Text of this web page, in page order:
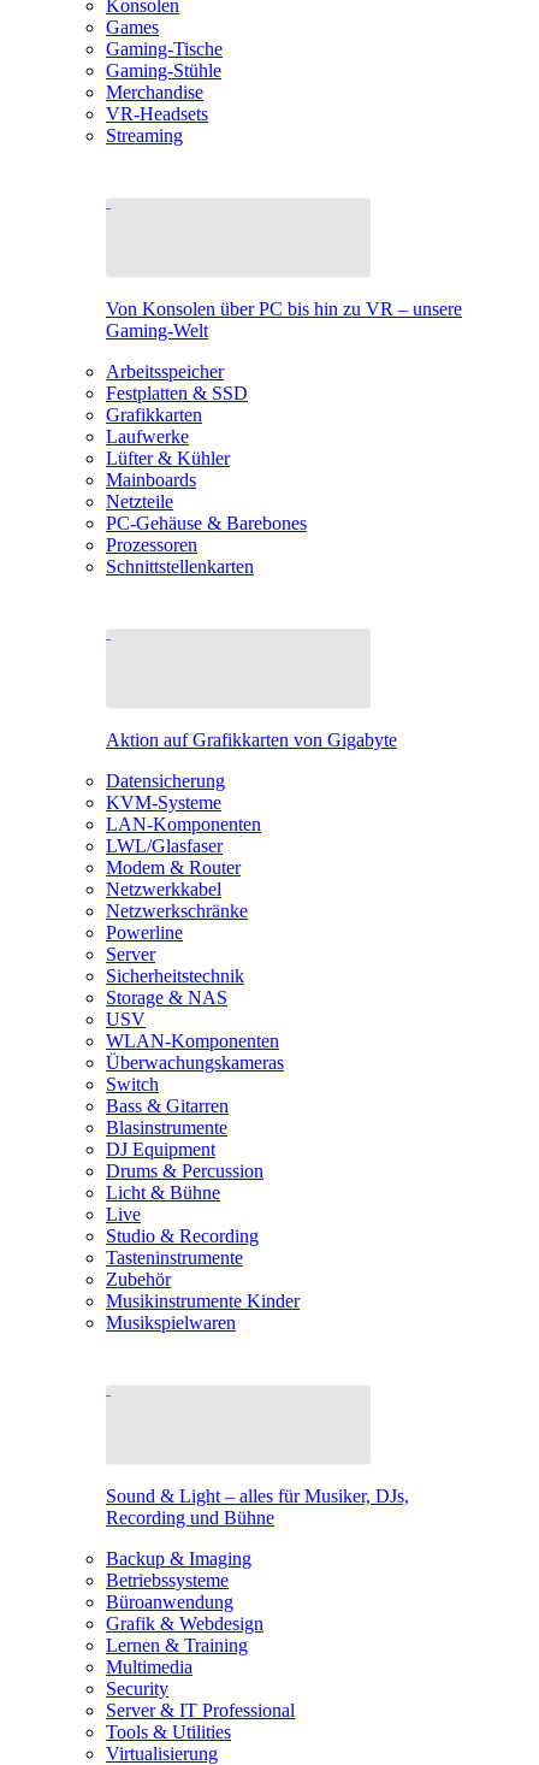
Konsolen
Games
Gaming-Tische
Gaming-Stühle
Merchandise
VR-Headsets
Streaming
Von Konsolen über PC bis hin zu VR – unsere
Gaming-Welt
Arbeitsspeicher
Festplatten & SSD
Grafikkarten
Laufwerke
Lüfter & Kühler
Mainboards
Netzteile
PC-Gehäuse & Barebones
Prozessoren
Schnittstellenkarten
Aktion auf Grafikkarten von Gigabyte
Datensicherung
KVM-Systeme
LAN-Komponenten
LWL/Glasfaser
Modem & Router
Netzwerkkabel
Netzwerkschränke
Powerline
Server
Sicherheitstechnik
Storage & NAS
USV
WLAN-Komponenten
Überwachungskameras
Switch
Bass & Gitarren
Blasinstrumente
DJ Equipment
Drums & Percussion
Licht & Bühne
Live
Studio & Recording
Tasteninstrumente
Zubehör
Musikinstrumente Kinder
Musikspielwaren
Sound & Light – alles für Musiker, DJs,
Recording und Bühne
Backup & Imaging
Betriebssysteme
Büroanwendung
Grafik & Webdesign
Lernen & Training
Multimedia
Security
Server & IT Professional
Tools & Utilities
Virtualisierung